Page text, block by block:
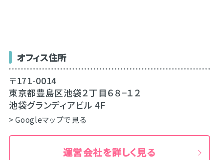
オフィス住所
〒171-0014
東京都豊島区池袋２丁目６８−１２
池袋グランディアビル 4F
> Googleマップで見る
運営会社を詳しく見る